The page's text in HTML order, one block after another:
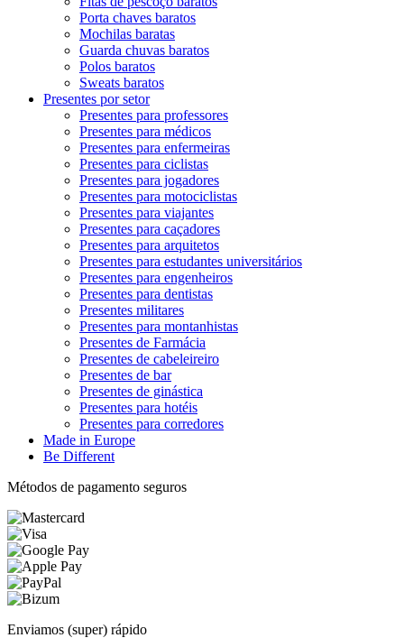
Porta chaves baratos
Mochilas baratas
Guarda chuvas baratos
Polos baratos
Sweats baratos
Presentes por setor
Presentes para professores
Presentes para médicos
Presentes para enfermeiras
Presentes para ciclistas
Presentes para jogadores
Presentes para motociclistas
Presentes para viajantes
Presentes para caçadores
Presentes para arquitetos
Presentes para estudantes universitários
Presentes para engenheiros
Presentes para dentistas
Presentes militares
Presentes para montanhistas
Presentes de Farmácia
Presentes de cabeleireiro
Presentes de bar
Presentes de ginástica
Presentes para hotéis
Presentes para corredores
Made in Europe
Be Different
Métodos de pagamento seguros
Enviamos (super) rápido